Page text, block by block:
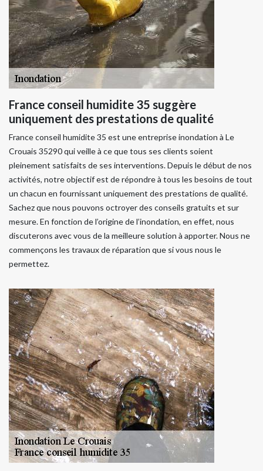
France conseil humidite 35 suggère
uniquement des prestations de qualité
France conseil humidite 35 est une entreprise inondation à Le
Crouais 35290 qui veille à ce que tous ses clients soient
pleinement satisfaits de ses interventions. Depuis le début de nos
activités, notre objectif est de répondre à tous les besoins de tout
un chacun en fournissant uniquement des prestations de qualité.
Sachez que nous pouvons octroyer des conseils gratuits et sur
mesure. En fonction de l’origine de l’inondation, en effet, nous
discuterons avec vous de la meilleure solution à apporter. Nous ne
commençons les travaux de réparation que si vous nous le
permettez.